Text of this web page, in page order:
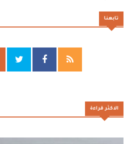
تابعنا
الاكثر قراءة